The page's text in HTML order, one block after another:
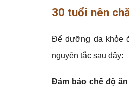
30 tuổi nên
Để dưỡng da khỏe
nguyên tắc sau đây:
Đảm bảo chế độ